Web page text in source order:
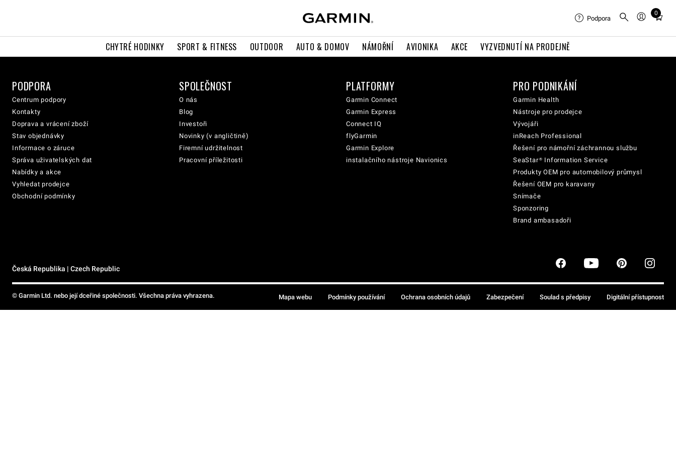
CHYTRÉ HODINKY SPORT & FITNESS OUTDOOR AUTO & DOMOV NÁMOŘNÍ AVIONIKA AKCE VYZVEDNUTÍ NA PRODEJNĚ
Podpora
0
Total
cart:
PODPORA
Centrum podpory
Kontakty
Doprava a vrácení zboží
Stav objednávky
Informace o záruce
Správa uživatelských dat
Nabídky a akce
Vyhledat prodejce
Obchodní podmínky
SPOLEČNOST
O nás
Blog
Investoři
Novinky (v angličtině)
Firemní udržitelnost
Pracovní příležitosti
PLATFORMY
Garmin Connect
Garmin Express
Connect IQ
flyGarmin
Garmin Explore
instalačního nástroje Navionics
PRO PODNIKÁNÍ
Garmin Health
Nástroje pro prodejce
Vývojáři
inReach Professional
Řešení pro námořní záchrannou službu
SeaStar® Information Service
Produkty OEM pro automobilový průmysl
Řešení OEM pro karavany
Snímače
Sponzoring
Brand ambasadoři
Česká Republika | Czech Republic
© Garmin Ltd. nebo její dceřiné společnosti. Všechna práva vyhrazena. Mapa webu Podmínky používání Ochrana osobních údajů Zabezpečení Soulad s předpisy Digitální přístupnost